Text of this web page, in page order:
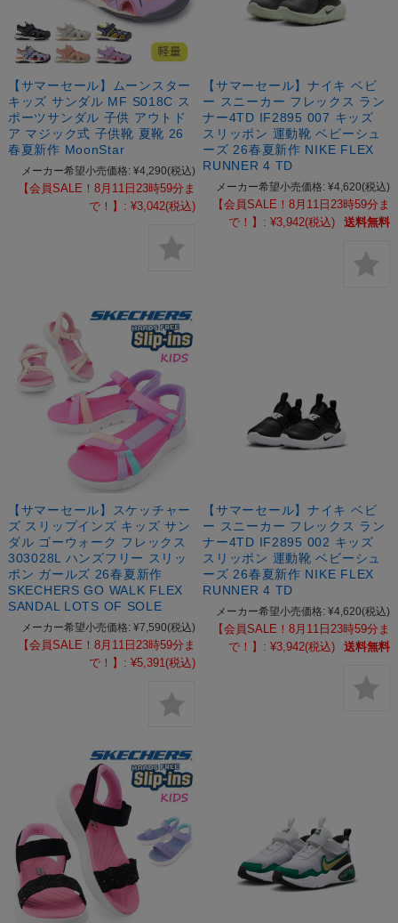
【サマーセール】ムーンスター
キッズ サンダル MF S018C ス
ポーツサンダル 子供 アウトド
ア マジック式 子供靴 夏靴 26
春夏新作 MoonStar
メーカー希望小売価格: ¥4,290(税込)
【会員SALE！8月11日23時59分ま
で！】: ¥3,042(税込)
【サマーセール】ナイキ ベビ
ー スニーカー フレックス ラン
ナー4TD IF2895 007 キッズ
スリッポン 運動靴 ベビーシュ
ーズ 26春夏新作 NIKE FLEX
RUNNER 4 TD
メーカー希望小売価格: ¥4,620(税込)
【会員SALE！8月11日23時59分ま
で！】: ¥3,942(税込) 送料無料
【サマーセール】スケッチャー
ズ スリップインズ キッズ サン
ダル ゴーウォーク フレックス
303028L ハンズフリー スリッ
ポン ガールズ 26春夏新作
SKECHERS GO WALK FLEX
SANDAL LOTS OF SOLE
メーカー希望小売価格: ¥7,590(税込)
【会員SALE！8月11日23時59分ま
で！】: ¥5,391 (税込)
【サマーセール】ナイキ ベビ
ー スニーカー フレックス ラン
ナー4TD IF2895 002 キッズ
スリッポン 運動靴 ベビーシュ
ーズ 26春夏新作 NIKE FLEX
RUNNER 4 TD
メーカー希望小売価格: ¥4,620(税込)
【会員SALE！8月11日23時59分ま
で！】: ¥3,942(税込) 送料無料